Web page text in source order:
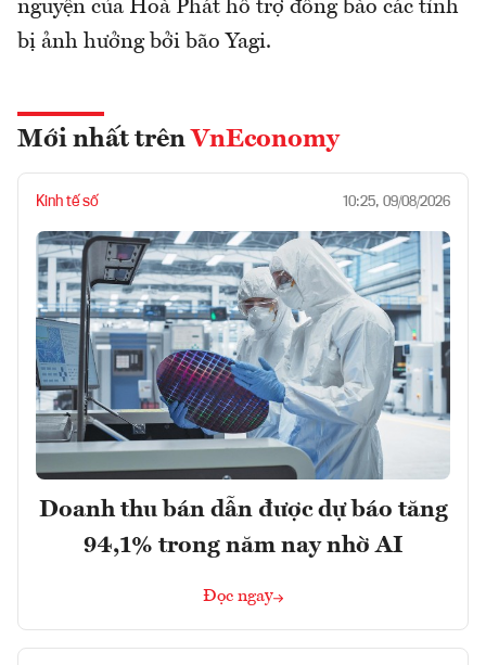
nguyện của Hoà Phát hỗ trợ đồng bào các tỉnh
bị ảnh hưởng bởi bão Yagi.
Mới nhất trên VnEconomy
Kinh tế số 10:25, 09/08/2026
Doanh thu bán dẫn được dự báo tăng
94,1% trong năm nay nhờ AI
Đọc ngay